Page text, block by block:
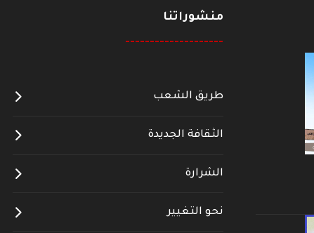
منشوراتنا
--------------------
طريق الشعب
الثقافة الجديدة
الشرارة
نحو التغيير